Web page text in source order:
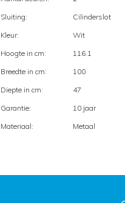
Sluiting:
Cilinderslot
Kleur:
Wit
Hoogte in cm:
116.1
Breedte in cm:
100
Diepte in cm:
47
Garantie:
10 jaar
Materiaal:
Metaal